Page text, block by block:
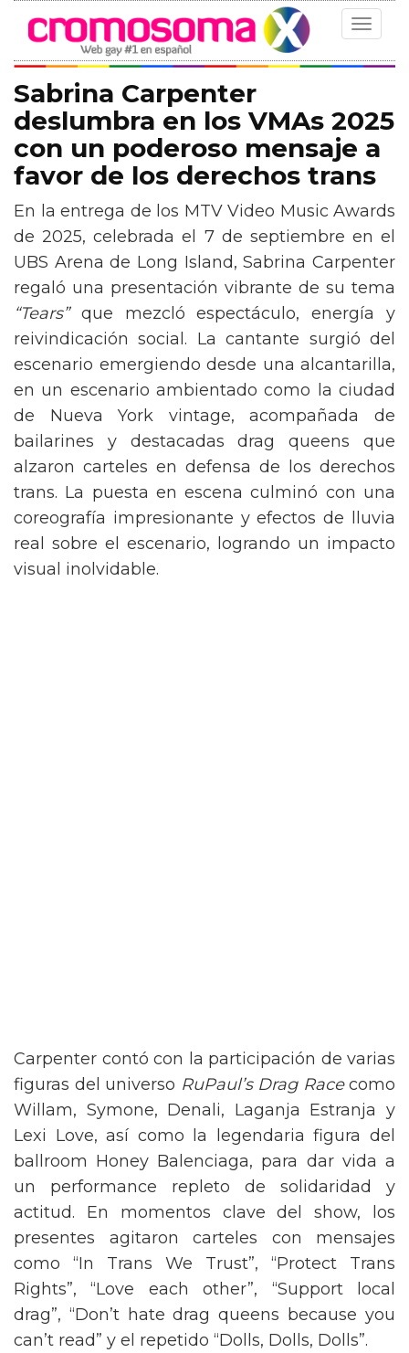
Toggle
Sabrina Carpenter
deslumbra en los VMAs 2025
con un poderoso mensaje a
favor de los derechos trans
En la entrega de los MTV Video Music Awards
de 2025, celebrada el 7 de septiembre en el
UBS Arena de Long Island, Sabrina Carpenter
regaló una presentación vibrante de su tema
“Tears”que mezcló espectáculo, energía y
reivindicación social. La cantante surgió del
escenario emergiendo desde una alcantarilla,
en un escenario ambientado como la ciudad
de Nueva York vintage, acompañada de
bailarines y destacadas drag queens que
alzaron carteles en defensa de los derechos
trans. La puesta en escena culminó con una
coreografía impresionante y efectos de lluvia
real sobre el escenario, logrando un impacto
visual inolvidable.
Carpenter contó con la participación de varias
figuras del universo RuPaul’s Drag Racecomo
Willam, Symone, Denali, Laganja Estranja y
Lexi Love, así como la legendaria figura del
ballroom Honey Balenciaga, para dar vida a
un performance repleto de solidaridad y
actitud. En momentos clave del show, los
presentes agitaron carteles con mensajes
como “In Trans We Trust”, “Protect Trans
Rights”, “Love each other”, “Support local
drag”, “Don’t hate drag queens because you
can’t read” y el repetido “Dolls, Dolls, Dolls”.